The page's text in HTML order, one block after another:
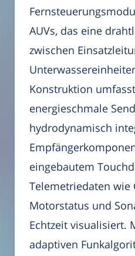
AUVs, das eine
zwischen
Konstruktion
energieschmale
hydrodynamisch
eingebautem
Telemetriedaten wie
Motorstatus und
Echtzeit visualisiert.
adaptiven